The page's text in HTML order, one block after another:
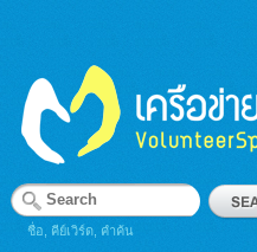
ชื่อ, คีย์เวิร์ด, คำค้น